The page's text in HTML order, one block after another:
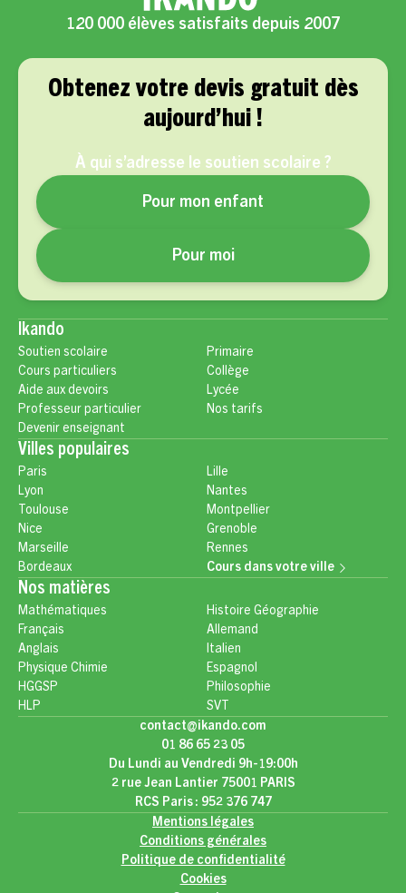
120 000 élèves satisfaits depuis 2007
Obtenez votre devis gratuit dès
aujourd’hui !
À qui s’adresse le soutien scolaire ?
Pour mon enfant
Pour moi
Ikando
Soutien scolaire
Cours particuliers
Aide aux devoirs
Professeur particulier
Devenir enseignant
Primaire
Collège
Lycée
Nos tarifs
Villes populaires
Paris
Lyon
Toulouse
Nice
Marseille
Bordeaux
Lille
Nantes
Montpellier
Grenoble
Rennes
Cours dans votre ville
Nos matières
Mathématiques
Français
Anglais
Physique Chimie
HGGSP
HLP
Histoire Géographie
Allemand
Italien
Espagnol
Philosophie
SVT
contact@ikando.com
01 86 65 23 05
Du Lundi au Vendredi 9h-19:00h
2 rue Jean Lantier 75001 PARIS
RCS Paris : 952 376 747
Mentions légales
Conditions générales
Politique de confidentialité
Cookies